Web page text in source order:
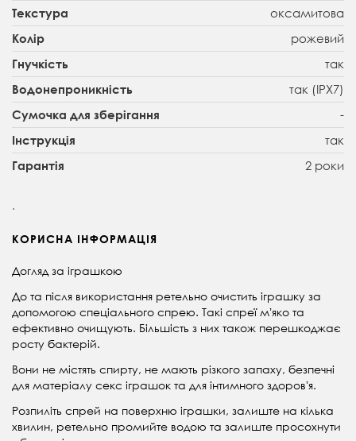
Текстура оксамитова
Колір рожевий
Гнучкість так
Водонепроникність так (IPX7)
Сумочка для зберігання -
Інструкція так
Гарантія 2 роки
.
КОРИСНА ІНФОРМАЦІЯ
Догляд за іграшкою
До та після використання ретельно очистить іграшку за
допомогою спеціального спрею. Такі спреї мʼяко та
ефективно очищують. Більшість з них також перешкоджає
росту бактерій.
Вони не містять спирту, не мають різкого запаху, безпечні
для матеріалу секс іграшок та для інтимного здоровʼя.
Розпиліть спрей на поверхню іграшки, залиште на кілька
хвилин, ретельно промийте водою та залиште просохнути